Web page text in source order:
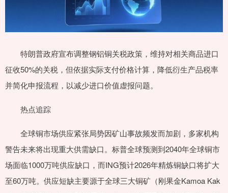
特朗普政府宣布调整钢铝铜关税政策，维持对相关商品进口
征收50%的关税，但依据实际支付价格计算，降低衍生产品税率
并简化申报流程，以减少进口价值虚报问题。
热点追踪
全球铜市场供应紧张局势因矿山事故频发而加剧，多家机构
警告未来将出现重大供需缺口。标普全球预测到2040年全球铜市
场面临1000万吨供应缺口，而ING预计2026年精炼铜缺口将扩大
至60万吨。供应短缺主要源于全球三大铜矿（刚果金Kamoa Kak